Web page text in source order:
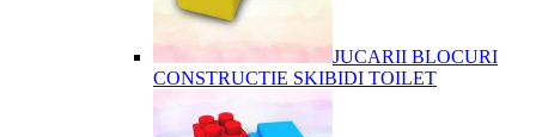
JUCARII BLOCURI
CONSTRUCTIE SKIBIDI TOILET